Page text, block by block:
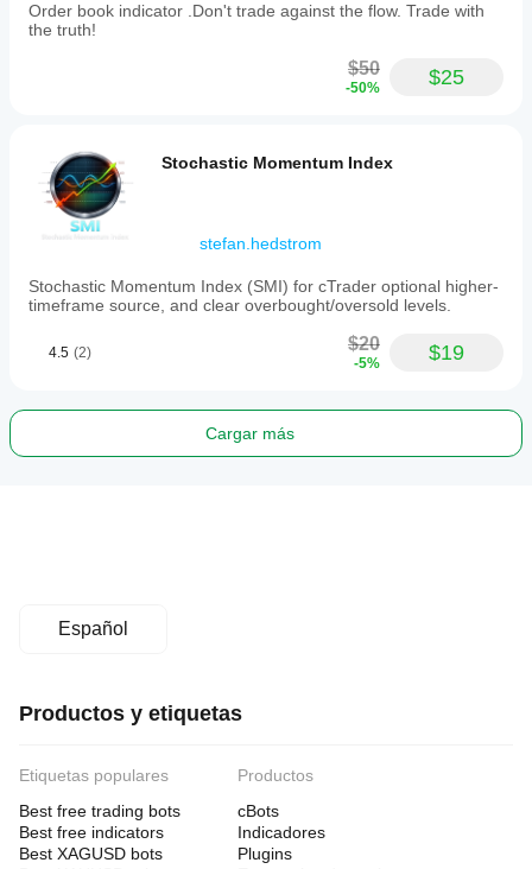
Order book indicator .Don't trade against the flow. Trade with
the truth!
$50
-50% $25
Stochastic Momentum Index
stefan.hedstrom
Stochastic Momentum Index (SMI) for cTrader optional higher-
timeframe source, and clear overbought/oversold levels.
4.5 (2) $20
-5% $19
Cargar más
Español
Productos y etiquetas
Etiquetas populares
Best free trading bots
Best free indicators
Best XAGUSD bots
Productos
cBots
Indicadores
Plugins